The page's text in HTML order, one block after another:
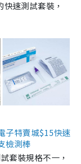
速測試套裝，
子特賣城$15快速
檢測棒
套裝規格不一，